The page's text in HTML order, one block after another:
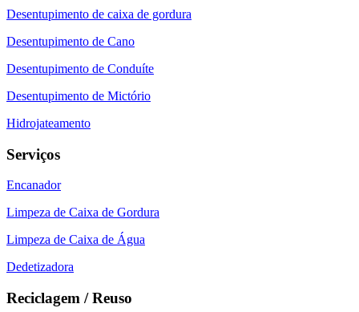
Desentupimento de caixa de gordura
Desentupimento de Cano
Desentupimento de Conduíte
Desentupimento de Mictório
Hidrojateamento
Serviços
Encanador
Limpeza de Caixa de Gordura
Limpeza de Caixa de Água
Dedetizadora
Reciclagem / Reuso